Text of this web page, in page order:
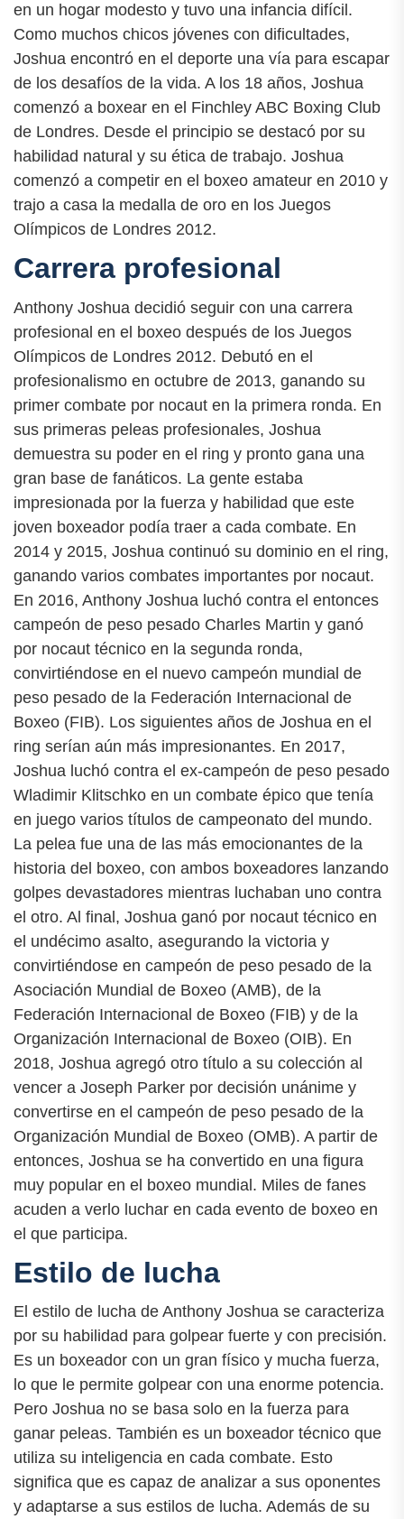
en un hogar modesto y tuvo una infancia difícil.
Como muchos chicos jóvenes con dificultades,
Joshua encontró en el deporte una vía para escapar
de los desafíos de la vida. A los 18 años, Joshua
comenzó a boxear en el Finchley ABC Boxing Club
de Londres. Desde el principio se destacó por su
habilidad natural y su ética de trabajo. Joshua
comenzó a competir en el boxeo amateur en 2010 y
trajo a casa la medalla de oro en los Juegos
Olímpicos de Londres 2012.
Carrera profesional
Anthony Joshua decidió seguir con una carrera
profesional en el boxeo después de los Juegos
Olímpicos de Londres 2012. Debutó en el
profesionalismo en octubre de 2013, ganando su
primer combate por nocaut en la primera ronda. En
sus primeras peleas profesionales, Joshua
demuestra su poder en el ring y pronto gana una
gran base de fanáticos. La gente estaba
impresionada por la fuerza y habilidad que este
joven boxeador podía traer a cada combate. En
2014 y 2015, Joshua continuó su dominio en el ring,
ganando varios combates importantes por nocaut.
En 2016, Anthony Joshua luchó contra el entonces
campeón de peso pesado Charles Martin y ganó
por nocaut técnico en la segunda ronda,
convirtiéndose en el nuevo campeón mundial de
peso pesado de la Federación Internacional de
Boxeo (FIB). Los siguientes años de Joshua en el
ring serían aún más impresionantes. En 2017,
Joshua luchó contra el ex-campeón de peso pesado
Wladimir Klitschko en un combate épico que tenía
en juego varios títulos de campeonato del mundo.
La pelea fue una de las más emocionantes de la
historia del boxeo, con ambos boxeadores lanzando
golpes devastadores mientras luchaban uno contra
el otro. Al final, Joshua ganó por nocaut técnico en
el undécimo asalto, asegurando la victoria y
convirtiéndose en campeón de peso pesado de la
Asociación Mundial de Boxeo (AMB), de la
Federación Internacional de Boxeo (FIB) y de la
Organización Internacional de Boxeo (OIB). En
2018, Joshua agregó otro título a su colección al
vencer a Joseph Parker por decisión unánime y
convertirse en el campeón de peso pesado de la
Organización Mundial de Boxeo (OMB). A partir de
entonces, Joshua se ha convertido en una figura
muy popular en el boxeo mundial. Miles de fanes
acuden a verlo luchar en cada evento de boxeo en
el que participa.
Estilo de lucha
El estilo de lucha de Anthony Joshua se caracteriza
por su habilidad para golpear fuerte y con precisión.
Es un boxeador con un gran físico y mucha fuerza,
lo que le permite golpear con una enorme potencia.
Pero Joshua no se basa solo en la fuerza para
ganar peleas. También es un boxeador técnico que
utiliza su inteligencia en cada combate. Esto
significa que es capaz de analizar a sus oponentes
y adaptarse a sus estilos de lucha. Además de su